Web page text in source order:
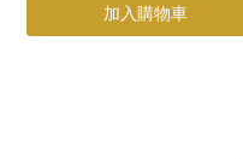
加入購物車